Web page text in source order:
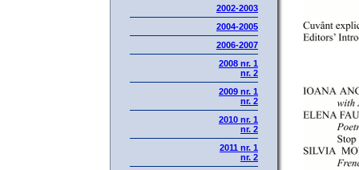
2002-2003
2004-2005
2006-2007
2008 nr. 1
nr. 2
2009 nr. 1
nr. 2
2010 nr. 1
nr. 2
2011 nr. 1
nr. 2